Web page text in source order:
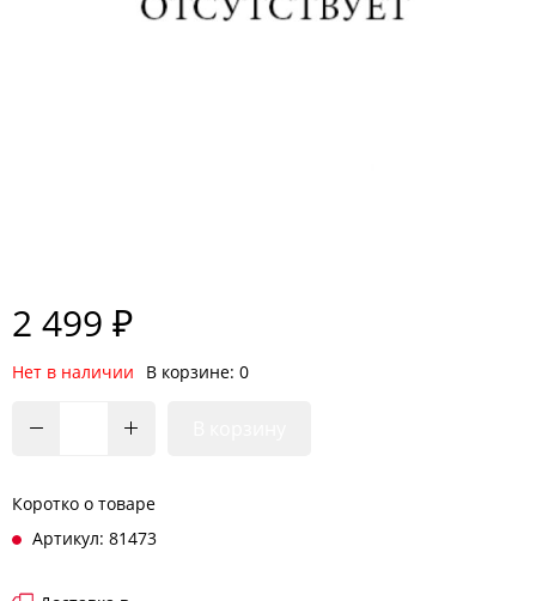
2 499 ₽
Нет в наличии В корзине: 0
Коротко о товаре
Артикул: 81473